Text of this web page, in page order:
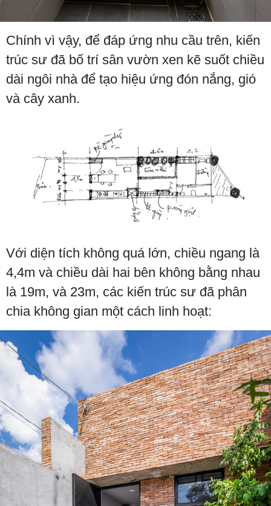
Chính vì vậy, để đáp ứng nhu cầu trên, kiến
trúc sư đã bố trí sân vườn xen kẽ suốt chiều
dài ngôi nhà để tạo hiệu ứng đón nắng, gió
và cây xanh.
Với diện tích không quá lớn, chiều ngang là
4,4m và chiều dài hai bên không bằng nhau
là 19m, và 23m, các kiến ​​trúc sư đã phân
chia không gian một cách linh hoạt: